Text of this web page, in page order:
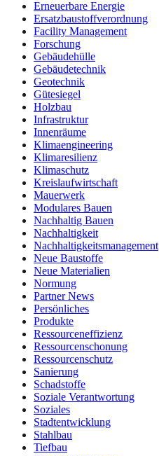
Erneuerbare Energie
Ersatzbaustoffverordnung
Facility Management
Forschung
Gebäudehülle
Gebäudetechnik
Geotechnik
Gütesiegel
Holzbau
Infrastruktur
Innenräume
Klimaengineering
Klimaresilienz
Klimaschutz
Kreislaufwirtschaft
Mauerwerk
Modulares Bauen
Nachhaltig Bauen
Nachhaltigkeit
Nachhaltigkeitsmanagement
Neue Baustoffe
Neue Materialien
Normung
Partner News
Persönliches
Produkte
Ressourceneffizienz
Ressourcenschonung
Ressourcenschutz
Sanierung
Schadstoffe
Soziale Verantwortung
Soziales
Stadtentwicklung
Stahlbau
Tiefbau